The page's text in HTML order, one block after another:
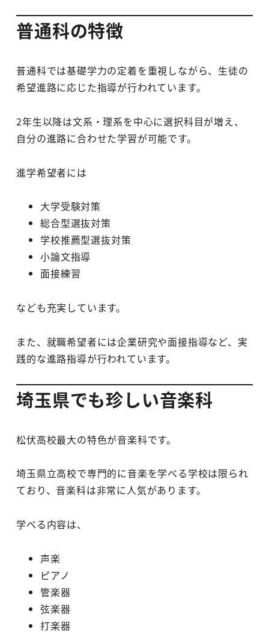
普通科の特徴
普通科では基礎学力の定着を重視しながら、生徒の
希望進路に応じた指導が行われています。
2年生以降は文系・理系を中心に選択科目が増え、
自分の進路に合わせた学習が可能です。
進学希望者には
大学受験対策
総合型選抜対策
学校推薦型選抜対策
小論文指導
面接練習
なども充実しています。
また、就職希望者には企業研究や面接指導など、実
践的な進路指導が行われています。
埼玉県でも珍しい音楽科
松伏高校最大の特色が音楽科です。
埼玉県立高校で専門的に音楽を学べる学校は限られ
ており、音楽科は非常に人気があります。
学べる内容は、
声楽
ピアノ
管楽器
弦楽器
打楽器